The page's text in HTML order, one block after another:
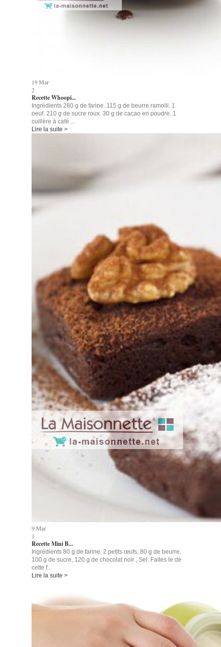
19Mar
2
Recette Whoopi...
Ingrédients 280 g de farine. 115 g de beurre ramolli. 1
oeuf. 210 g de sucre roux. 30 g de cacao en poudre. 1
cuillère à café ...
Lire la suite >
9Mar
1
Recette Mini B...
Ingrédients 80 g de farine, 2 petits œufs, 80 g de beurre,
100 g de sucre, 120 g de chocolat noir , Sel. Faites le de
cette f...
Lire la suite >